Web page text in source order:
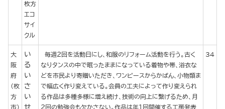
枚方
エコ
サイ
クル
大
阪
府
（枚
方
市）
い
る
い
さ
い
せ
毎週２回を活動日にし、和服のリフォーム活動を行う。古く
なりタンスの中で眠ったままになっている着物や帯、浴衣な
どを市民より寄贈いただき、ワンピースからかばん、小物類ま
で幅広く作り変えている。会員の工夫によって作り変えられ
る作品は多種多様に増え続け、技術の向上に繋げるため、月
２回の勉強会も欠かさない。作品は年１回開催する工房発表
34